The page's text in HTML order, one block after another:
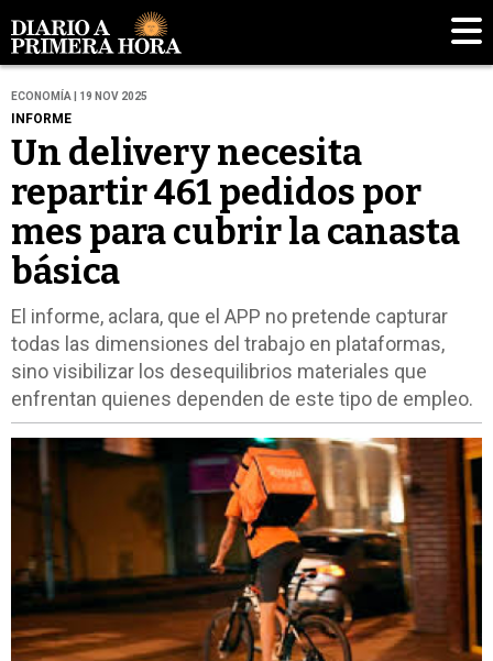
ECONOMÍA | 19 NOV 2025
INFORME
Un delivery necesita
repartir 461 pedidos por
mes para cubrir la canasta
básica
El informe, aclara, que el APP no pretende capturar
todas las dimensiones del trabajo en plataformas,
sino visibilizar los desequilibrios materiales que
enfrentan quienes dependen de este tipo de empleo.